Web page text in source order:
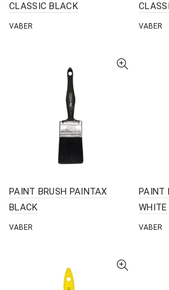
CLASSIC BLACK
VABER VABER
PAINT BRUSH PAINTAX
BLACK
VABER
PAINT
WHITE
VABER